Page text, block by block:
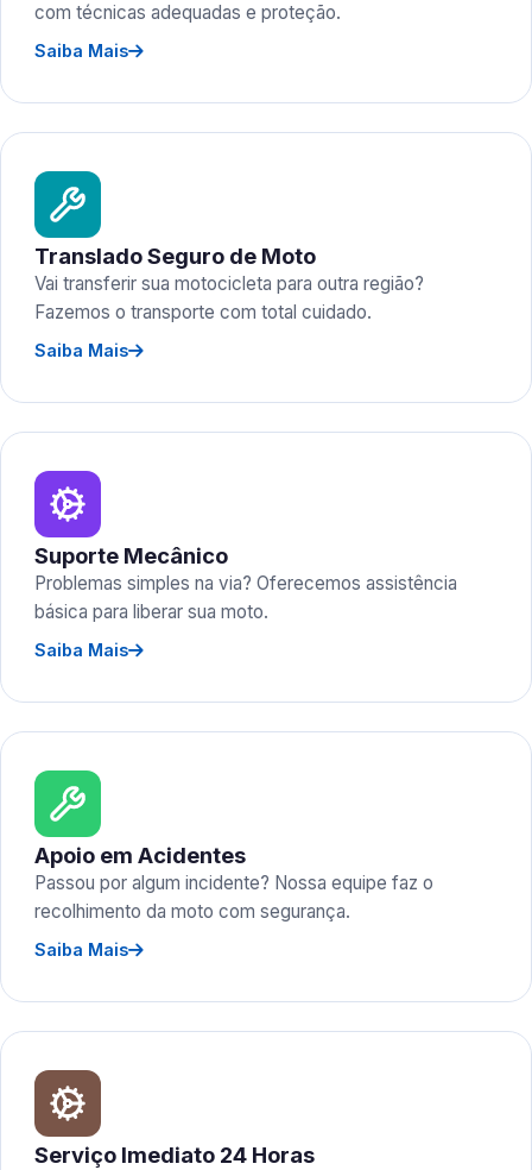
com técnicas adequadas e proteção.
Saiba Mais
Translado Seguro de Moto
Vai transferir sua motocicleta para outra região?
Fazemos o transporte com total cuidado.
Saiba Mais
Suporte Mecânico
Problemas simples na via? Oferecemos assistência
básica para liberar sua moto.
Saiba Mais
Apoio em Acidentes
Passou por algum incidente? Nossa equipe faz o
recolhimento da moto com segurança.
Saiba Mais
Serviço Imediato 24 Horas